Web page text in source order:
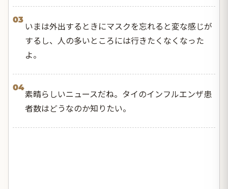
03
いまは外出するときにマスクを忘れると変な感じが
するし、人の多いところには行きたくなくなった
よ。
04
素晴らしいニュースだね。タイのインフルエンザ患
者数はどうなのか知りたい。